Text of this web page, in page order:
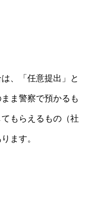
、「任意提出」と
ま警察で預かるも
もらえるもの（社
ます。